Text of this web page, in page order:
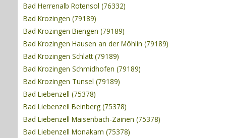
Bad Herrenalb Rotensol (76332)
Bad Krozingen (79189)
Bad Krozingen Biengen (79189)
Bad Krozingen Hausen an der Möhlin (79189)
Bad Krozingen Schlatt (79189)
Bad Krozingen Schmidhofen (79189)
Bad Krozingen Tunsel (79189)
Bad Liebenzell (75378)
Bad Liebenzell Beinberg (75378)
Bad Liebenzell Maisenbach-Zainen (75378)
Bad Liebenzell Monakam (75378)